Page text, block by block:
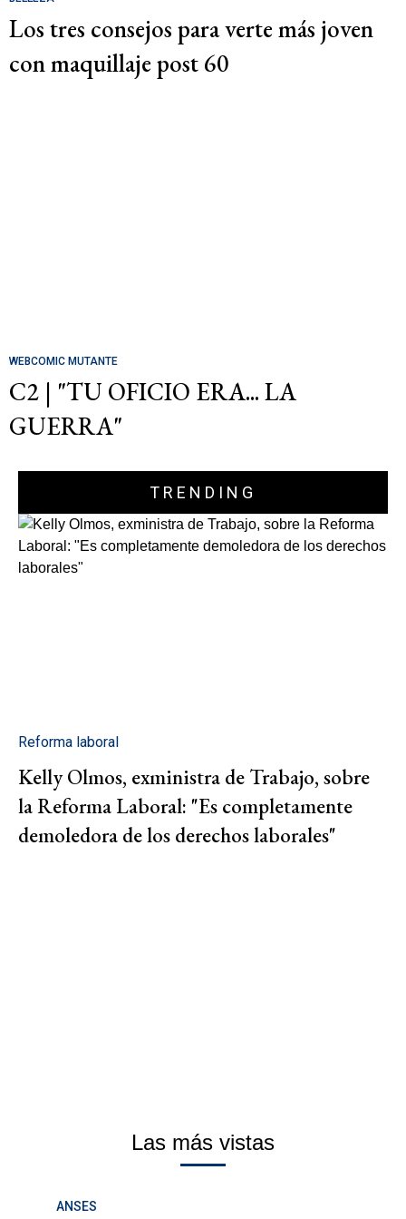
Los tres consejos para verte más joven
con maquillaje post 60
WEBCOMIC MUTANTE
C2 | "TU OFICIO ERA... LA
GUERRA"
TRENDING
Reforma laboral
Kelly Olmos, exministra de Trabajo, sobre
la Reforma Laboral: "Es completamente
demoledora de los derechos laborales"
Las más vistas
ANSES